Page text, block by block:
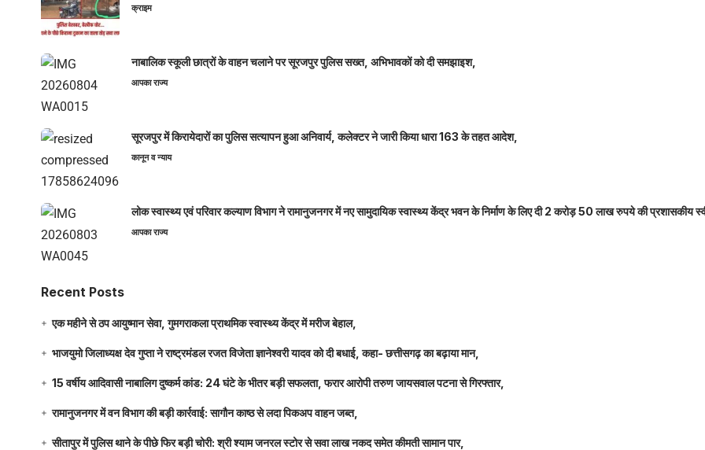
क्राइम
नाबालिक स्कूली छात्रों के वाहन चलाने पर सूरजपुर पुलिस सख्त, अभिभावकों को दी समझाइश,
आपका राज्य
सूरजपुर में किरायेदारों का पुलिस सत्यापन हुआ अनिवार्य, कलेक्टर ने जारी किया धारा 163 के तहत आदेश,
कानून व न्याय
लोक स्वास्थ्य एवं परिवार कल्याण विभाग ने रामानुजनगर में नए सामुदायिक स्वास्थ्य केंद्र भवन के निर्माण के लिए दी 2 करोड़ 50 लाख रुपये की प्रशासकीय
आपका राज्य
Recent Posts
एक महीने से ठप आयुष्मान सेवा, गुमगराकला प्राथमिक स्वास्थ्य केंद्र में मरीज बेहाल,
भाजयुमो जिलाध्यक्ष देव गुप्ता ने राष्ट्रमंडल रजत विजेता ज्ञानेश्वरी यादव को दी बधाई, कहा- छत्तीसगढ़ का बढ़ाया मान,
15 वर्षीय आदिवासी नाबालिग दुष्कर्म कांड: 24 घंटे के भीतर बड़ी सफलता, फरार आरोपी तरुण जायसवाल पटना से गिरफ्तार,
रामानुजनगर में वन विभाग की बड़ी कार्रवाई: सागौन काष्ठ से लदा पिकअप वाहन जब्त,
सीतापुर में पुलिस थाने के पीछे फिर बड़ी चोरी: श्री श्याम जनरल स्टोर से सवा लाख नकद समेत कीमती सामान पार,